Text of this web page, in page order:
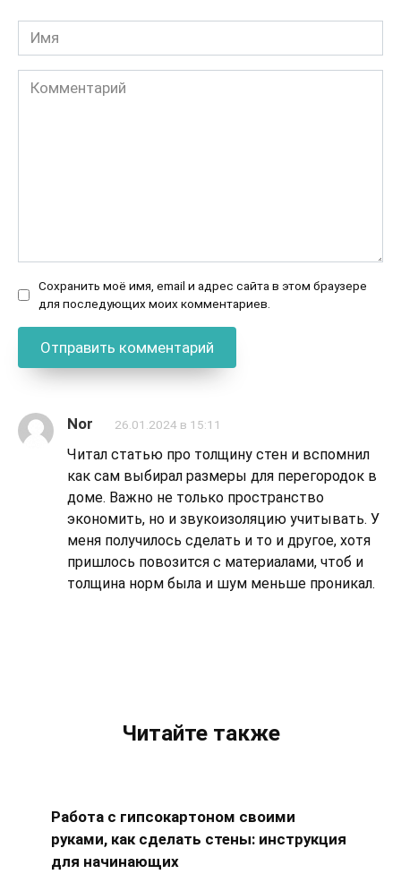
Имя
Комментарий
Сохранить моё имя, email и адрес сайта в этом браузере
для последующих моих комментариев.
Nor 26.01.2024 в 15:11
Читал статью про толщину стен и вспомнил
как сам выбирал размеры для перегородок в
доме. Важно не только пространство
экономить, но и звукоизоляцию учитывать. У
меня получилось сделать и то и другое, хотя
пришлось повозится с материалами, чтоб и
толщина норм была и шум меньше проникал.
Читайте также
Работа с гипсокартоном своими
руками, как сделать стены: инструкция
для начинающих